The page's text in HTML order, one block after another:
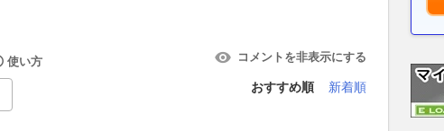
使い方 コメントを非表示にする
おすすめ順 新着順